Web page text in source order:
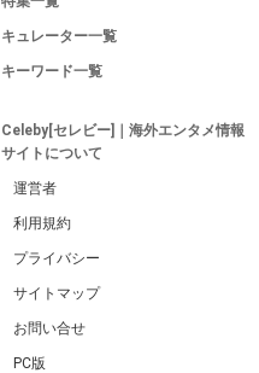
キュレーター一覧
キーワード一覧
Celeby[セレビー]｜海外エンタメ情報
サイトについて
運営者
利用規約
プライバシー
サイトマップ
お問い合せ
PC版